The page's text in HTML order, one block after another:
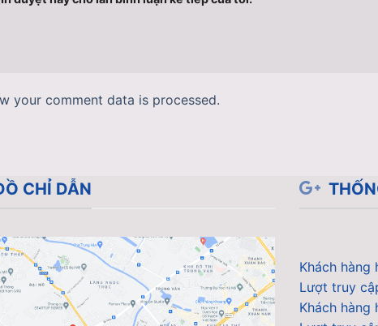
your comment data is processed.
CHỈ DẪN
Khách hàng
Lượt truy
Khách hàng